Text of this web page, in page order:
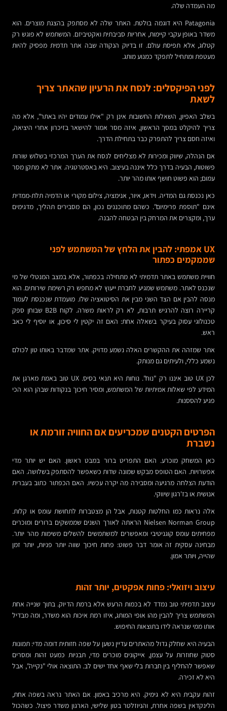
מה העמדה שלה.
Patagonia היא דוגמה בולטת. האתר שלה לא מסתפק בהצגת מוצרים. הוא
משדר באופן עקבי קיימות, אחריות סביבתית ואקטיביזם. המשתמש לא פוגש רק
קטלוג, אלא תפיסת עולם. זו בדיוק הנקודה שבה אתר תדמית מפסיק להיות
מעטפת ומתחיל לתפקד כמנוע מותג.
לפני הפיקסלים: לנסח את הרעיון שהאתר צריך
לשאת
בשלב האפיון, השאלות החשובות אינן רק "אילו עמודים יהיו באתר", אלא מה
צריך להיקלט במסך הראשון, איזה מסר אמור להישאר בזיכרון אחרי היציאה,
ואיזה חסם צריך להתפרק כבר בתחילת הדרך.
אם הנהלה, שיווק ומכירות לא מצליחים לנסח את הערך המרכזי בשלוש שורות
פשוטות, הבעיה בדרך כלל איננה בעיצוב. היא באסטרטגיה. אתר לא מתקן מסר
עמום; הוא פשוט חושף אותו מהר יותר.
כאן נכנסת גם המדיה. וידאו, איור, אנימציה, צילום מקורי או הדמיה תלת-ממדית
אינם "תוספת פרימיום". כשהם מתוכננים נכון, הם מסבירים תהליך, מדגימים
ערך, ומקצרים את המרחק בין הבטחה להבנה.
UX אמפתי: להבין את הלחץ של המשתמש לפני
שממקמים כפתור
חוויית משתמש באתר תדמיתי לא מתחילה בכפתור, אלא במצב המנטלי של מי
שנכנס לאתר. משתמש שמגיע לחברת ייעוץ לא מחפש רק רשימת שירותים. הוא
מנסה להבין אם הצד השני מבין את הסיטואציה שלו. מועמדת שנכנסת לעמוד
קריירה רוצה להרגיש תרבות, לא רק לראות משרה. לקוח B2B שבוחן ספק
טכנולוגי עסוק בעיקר בשאלה אחת: האם זה יקטין לי סיכון, או יוסיף לי כאב
ראש.
אתר שמזהה את ההקשרים האלה נשמע מדויק. אתר שמדבר באותו טון לכולם
נשמע כללי, ולעיתים גם מנותק.
לכן UX טוב איננו רק "נוח". נוחות היא תנאי בסיס. UX טוב באמת מארגן את
המידע לפי שאלות אמיתיות של המשתמש, ומסיר חיכוך בנקודות שבהן הוא הכי
פגיע להססנות.
הפרטים הקטנים שמכריעים אם החוויה זורמת או
נשברת
כאן המשחק מוכרע. האם התפריט ברור במבט ראשון. האם יש יותר מדי
אפשרויות. האם הטופס מבקש שמונה שדות כשאפשר להסתפק בשלושה. האם
הודעת הצלחה מרגיעה ומסבירה מה יקרה עכשיו. האם הכפתור כתוב בעברית
אנושית או בז'רגון שיווקי.
אלה נראות כמו החלטות קטנות, אבל הן מצטברות לתחושת עומס או קלות.
Nielsen Norman Group הראתה לאורך השנים שממשקים ברורים ומוכרים
מפחיתים עומס קוגניטיבי ומאפשרים למשתמשים להשלים משימות מהר יותר.
מבחינה עסקית זה אומר דבר פשוט: פחות חיכוך שווה יותר פניות, יותר זמן
שהייה, ויותר אמון.
עיצוב ויזואלי: פחות אפקטים, יותר זהות
עיצוב תדמיתי טוב נמדד לא בכמות הרעש אלא ברמת הדיוק. בתוך שנייה אחת
המשתמש צריך להבין מהו אופי המותג, איזו רמת איכות הוא משדר, ומה מבדיל
אותו ממי שנראה לידו בתוצאות החיפוש.
הבעיה היא שחלק גדול מהאתרים עדיין נשען על שפה חזותית דומה מדי: תמונות
סטוק שחוזרות על עצמן, אייקונים מוכרים מדי, תבניות כמעט זהות ומסרים
שאפשר להחליף בין חברות בלי שאף אחד ישים לב. התוצאה אולי "נקייה", אבל
היא לא זכירה.
זהות עקבית היא לא גימיק. היא מרכיב באמון. אם האתר נראה בשפה אחת,
הלינקדאין בשפה אחרת, והניוזלטר בטון שלישי, הארגון משדר פיצול. כשהכול